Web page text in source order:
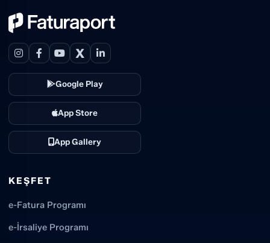
X
Google Play
App Store
App Gallery
KEŞFET
e-Fatura Programı
e-İrsaliye Programı